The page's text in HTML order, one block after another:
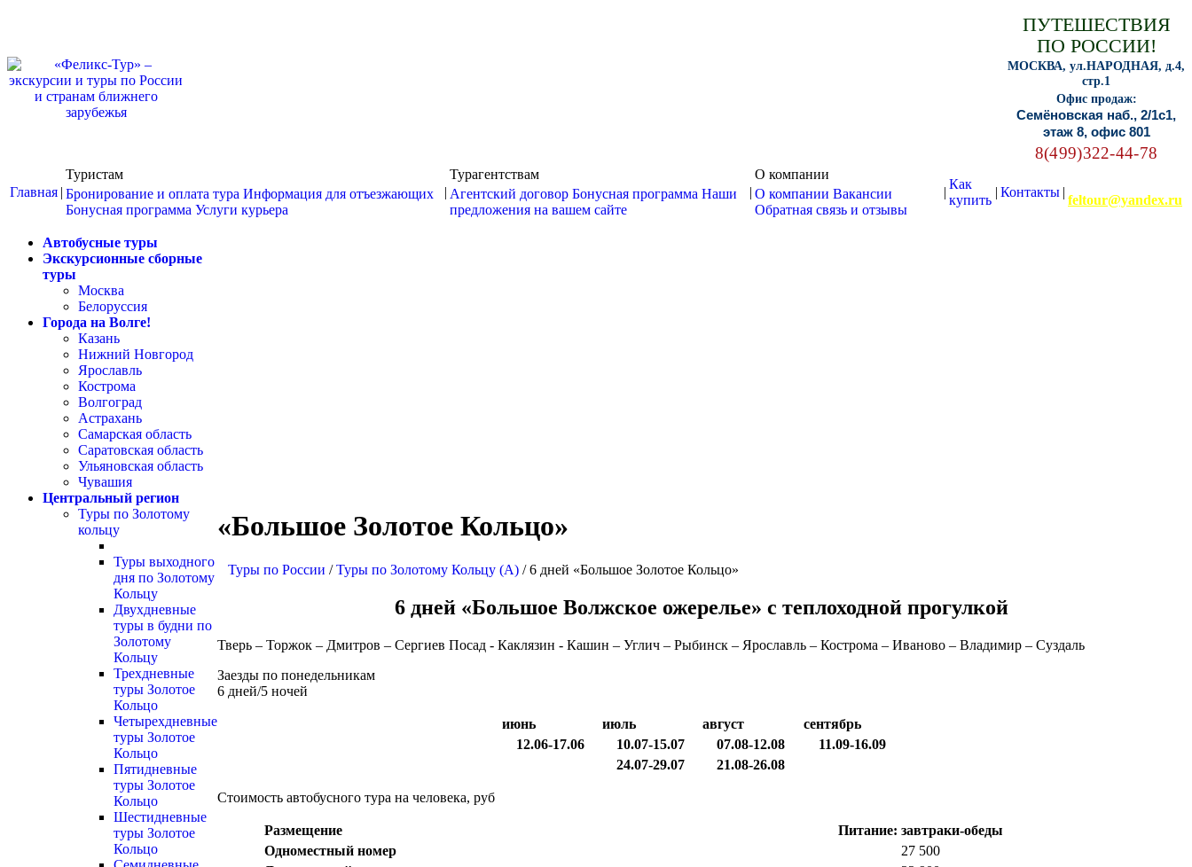
ПУТЕШЕСТВИЯ
ПО РОССИИ!
МОСКВА, ул.НАРОДНАЯ, д.4,
стр.1
Офис продаж:
Семёновская наб., 2/1с1,
этаж 8, офис 801
8(499)322-44-78
Главная |
Туристам
Бронирование и оплата тура Информация для отъезжающих
Бонусная программа Услуги курьера
|
Турагентствам
Агентский договор Бонусная программа Наши
предложения на вашем сайте
|
О компании
О компании Вакансии
Обратная связь и отзывы
|
Как
купить
| Контакты |
feltour@yandex.ru
Автобусные туры
Экскурсионные сборные
туры
Москва
Белоруссия
Города на Волге!
Казань
Нижний Новгород
Ярославль
Кострома
Волгоград
Астрахань
Самарская область
Саратовская область
Ульяновская область
Чувашия
Центральный регион
Туры по Золотому
кольцу
Туры выходного
дня по Золотому
Кольцу
Двухдневные
туры в будни по
Золотому
Кольцу
Трехдневные
туры Золотое
Кольцо
Четырехдневные
туры Золотое
Кольцо
Пятидневные
туры Золотое
Кольцо
Шестидневные
туры Золотое
Кольцо
«Большое Золотое Кольцо»
Туры по России /Туры по Золотому Кольцу (А) / 6 дней «Большое Золотое Кольцо»
6 дней «Большое Волжское ожерелье» с теплоходной прогулкой
Тверь – Торжок – Дмитров – Сергиев Посад - Каклязин - Кашин – Углич – Рыбинск – Ярославль – Кострома – Иваново – Владимир – Суздаль
Заезды по понедельникам
6 дней/5 ночей
июнь июль август
сентябрь
12.06-17.06
10.07-15.07 07.08-12.08
11.09-16.09
24.07-29.07
21.08-26.08
Стоимость автобусного тура на человека, руб
Размещение
Питание: завтраки-обеды
Одноместный номер
27 500